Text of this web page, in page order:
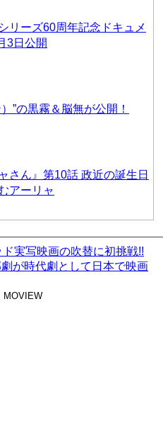
リーズ60周年記念ドキュメ
3日公開
”の黒霧＆脳無が公開！
さん』第10話 政近の誕生日
アーリャ
実写映画の吹替に初挑戦!!
が時代劇として日本で映画
MOVIEW